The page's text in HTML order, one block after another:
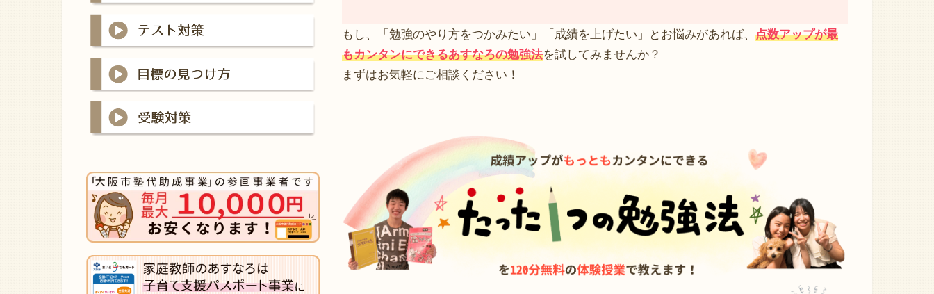
もし、「勉強のやり方をつかみたい」「成績を上げたい」とお悩みがあれば、 点数アップが最
もカンタンにできるあすなろの勉強法を試してみませんか？
まずはお気軽にご相談ください！